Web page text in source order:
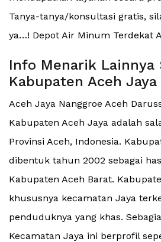
Tanya-tanya/konsultasi gratis,
ya…! Depot Air Minum Terdekat
Info Menarik Lainnya
Kabupaten Aceh Jaya
Aceh Jaya Nanggroe Aceh
Kabupaten Aceh Jaya adalah
Provinsi Aceh, Indonesia.
dibentuk tahun 2002 sebagai
Kabupaten Aceh Barat.
khususnya kecamatan Jaya
penduduknya yang khas.
Kecamatan Jaya ini berprofil